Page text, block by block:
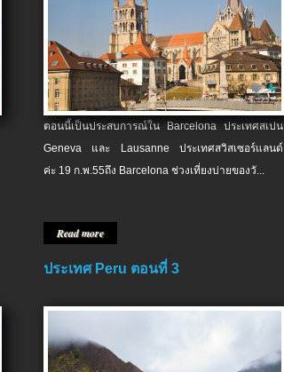
ตอนนี้เป็นประสบการณ์ใน Barcelona ประเทศสเปน
Geneva และ Lausanne ประเทศสวิสเซอร์แลนด์
ค่ะ 19 ก.พ.​55ถึง Barcelona ช่วงเที่ยงบ่ายของวั...
Read more
ประเทศ Peru ตอนที่ 3